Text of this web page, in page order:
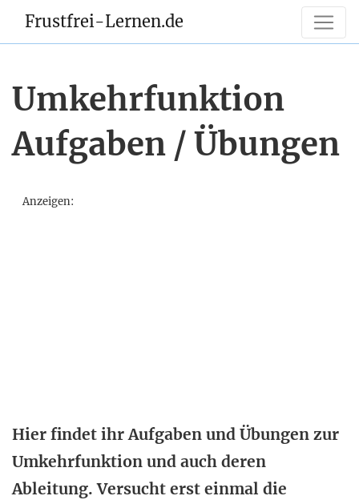
Frustfrei-Lernen.de
Umkehrfunktion
Aufgaben / Übungen
Anzeigen:
Hier findet ihr Aufgaben und Übungen zur
Umkehrfunktion und auch deren
Ableitung. Versucht erst einmal die